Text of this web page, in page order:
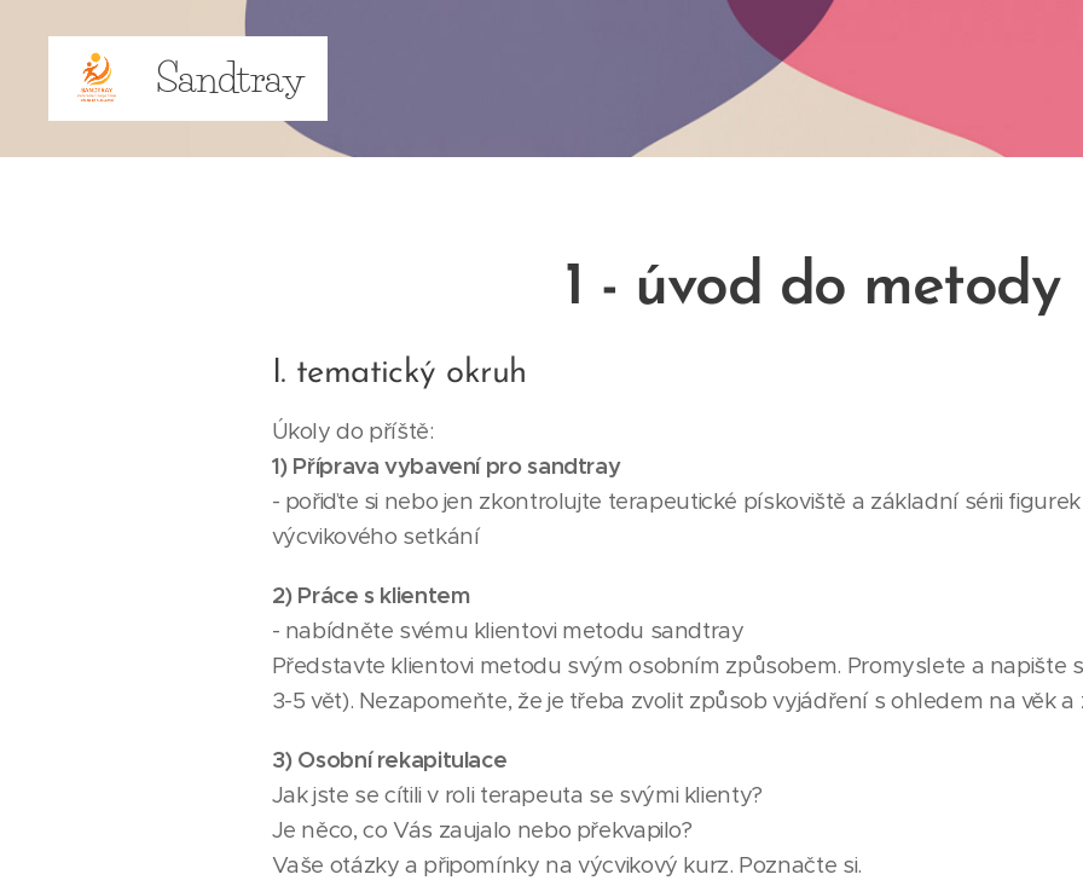
Sandtray
1 - úvod do metody
I. tematický okruh
Úkoly do příště:
1) Příprava vybavení pro sandtray
- pořiďte si nebo jen zkontrolujte terapeutické pískoviště a základní sérii
výcvikového setkání
2) Práce s klientem
- nabídněte svému klientovi metodu sandtray
Představte klientovi metodu svým osobním způsobem. Promyslete a napište
3-5 vět). Nezapomeňte, že je třeba zvolit způsob vyjádření s ohledem na věk
3) Osobní rekapitulace
Jak jste se cítili v roli terapeuta se svými klienty?
Je něco, co Vás zaujalo nebo překvapilo?
Vaše otázky a připomínky na výcvikový kurz. Poznačte si.